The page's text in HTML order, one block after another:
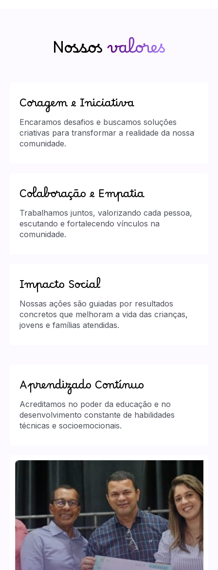
Nossosvalores
Coragem e Iniciativa
Encaramos desafios e buscamos soluções
criativas para transformar a realidade da nossa
comunidade.
Colaboração e Empatia
Trabalhamos juntos, valorizando cada pessoa,
escutando e fortalecendo vínculos na
comunidade.
Impacto Social
Nossas ações são guiadas por resultados
concretos que melhoram a vida das crianças,
jovens e famílias atendidas.
Aprendizado Contínuo
Acreditamos no poder da educação e no
desenvolvimento constante de habilidades
técnicas e socioemocionais.